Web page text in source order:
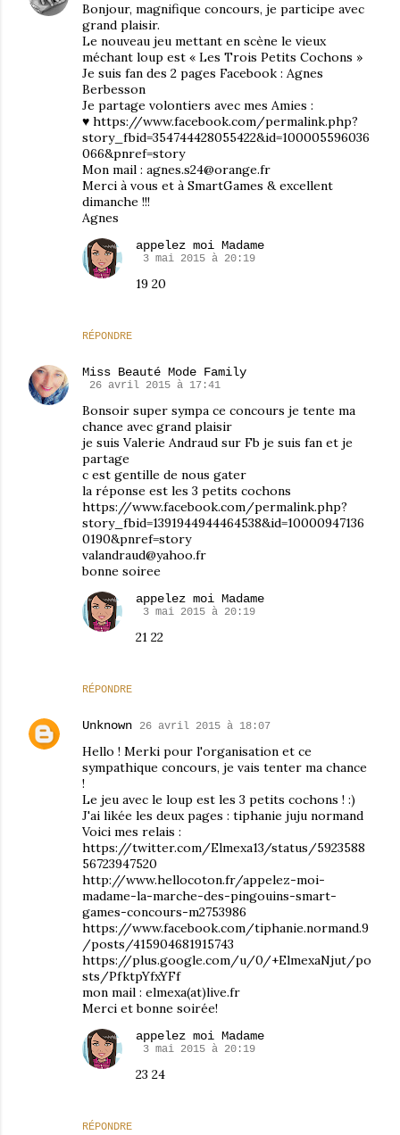
Bonjour, magnifique concours, je participe avec
grand plaisir.
Le nouveau jeu mettant en scène le vieux
méchant loup est « Les Trois Petits Cochons »
Je suis fan des 2 pages Facebook : Agnes
Berbesson
Je partage volontiers avec mes Amies :
♥ https://www.facebook.com/permalink.php?
story_fbid=354744428055422&id=100005596036
066&pnref=story
Mon mail : agnes.s24@orange.fr
Merci à vous et à SmartGames & excellent
dimanche !!!
Agnes
RÉPONDRE
appelez moi Madame
3 mai 2015 à 20:19
19 20
Miss Beauté Mode Family
26 avril 2015 à 17:41
Bonsoir super sympa ce concours je tente ma
chance avec grand plaisir
je suis Valerie Andraud sur Fb je suis fan et je
partage
c est gentille de nous gater
la réponse est les 3 petits cochons
https://www.facebook.com/permalink.php?
story_fbid=1391944944464538&id=10000947136
0190&pnref=story
valandraud@yahoo.fr
bonne soiree
RÉPONDRE
appelez moi Madame
3 mai 2015 à 20:19
21 22
Unknown 26 avril 2015 à 18:07
Hello ! Merki pour l'organisation et ce
sympathique concours, je vais tenter ma chance
!
Le jeu avec le loup est les 3 petits cochons ! :)
J'ai likée les deux pages : tiphanie juju normand
Voici mes relais :
https://twitter.com/Elmexa13/status/5923588
56723947520
http://www.hellocoton.fr/appelez-moi-
madame-la-marche-des-pingouins-smart-
games-concours-m2753986
https://www.facebook.com/tiphanie.normand.9
/posts/415904681915743
https://plus.google.com/u/0/+ElmexaNjut/po
sts/PfktpYfxYFf
mon mail : elmexa(at)live.fr
Merci et bonne soirée!
RÉPONDRE
appelez moi Madame
3 mai 2015 à 20:19
23 24